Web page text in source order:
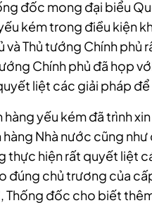
đốc mong đại biểu
kém trong điều kiện
và Thủ tướng Chính
Chính phủ đã họp
liệt các giải pháp để
hàng yếu kém đã trình
hàng Nhà nước cũng
thực hiện rất quyết liệt
đúng chủ trương của
Thống đốc cho biết